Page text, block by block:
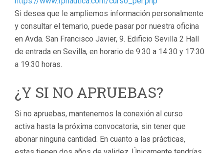
Si desea que le ampliemos información personalmente
y consultar el temario, puede pasar por nuestra oficina
en Avda. San Francisco Javier, 9. Edificio Sevilla 2 Hall
de entrada en Sevilla, en horario de 9:30 a 14:30 y 17:30
a 19:30 horas.
¿Y SI NO APRUEBAS?
Si no apruebas, mantenemos la conexión al curso
activa hasta la próxima convocatoria, sin tener que
abonar ninguna cantidad. En cuanto a las prácticas,